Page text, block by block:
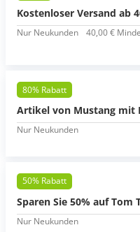
Kostenloser Versand ab
Nur Neukunden 40,00 €
80% Rabatt
Artikel von Mustang mit
Nur Neukunden
50% Rabatt
Sparen Sie 50% auf Tom
Nur Neukunden